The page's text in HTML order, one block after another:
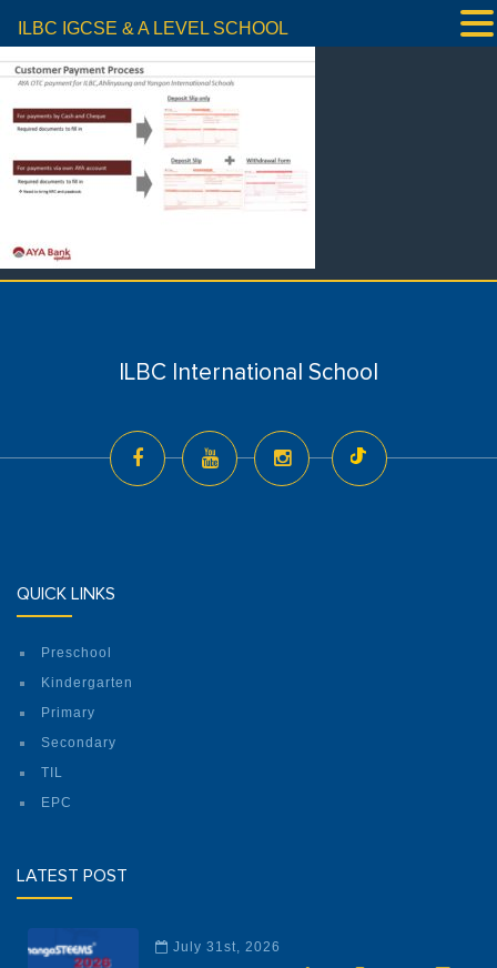
ILBC International School
QUICK LINKS
Preschool
Kindergarten
Primary
Secondary
TIL
EPC
LATEST POST
July 31st, 2026
ILBC IGCSE & A LEVEL SCHOOL